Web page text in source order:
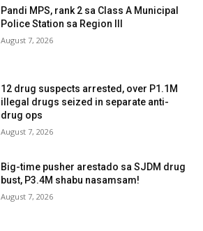
Pandi MPS, rank 2 sa Class A Municipal
Police Station sa Region III
August 7, 2026
12 drug suspects arrested, over P1.1M
illegal drugs seized in separate anti-
drug ops
August 7, 2026
Big-time pusher arestado sa SJDM drug
bust, P3.4M shabu nasamsam!
August 7, 2026